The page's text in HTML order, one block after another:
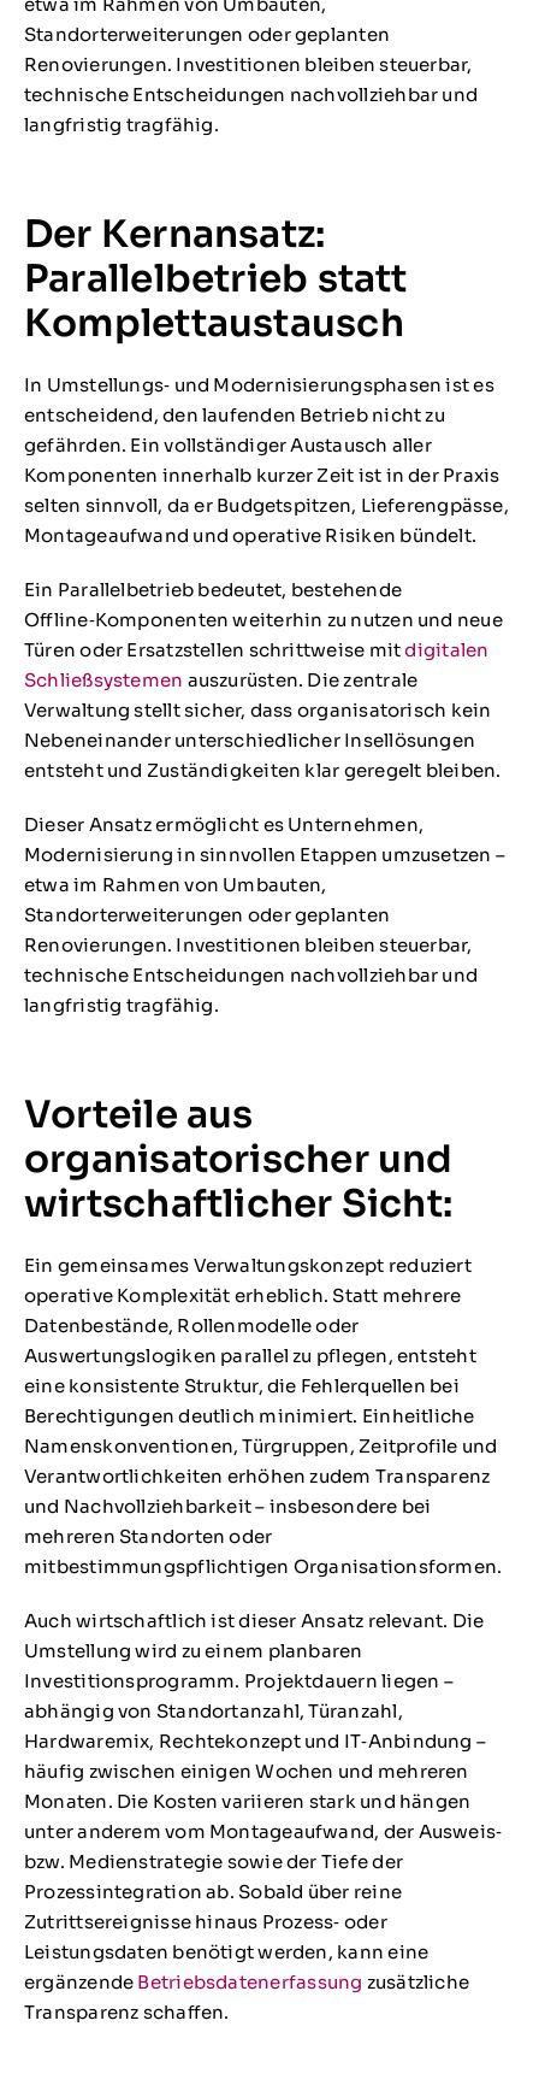
Standorterweiterungen oder geplanten
Renovierungen. Investitionen bleiben steuerbar,
technische Entscheidungen nachvollziehbar und
langfristig tragfähig.
Der Kernansatz:
Parallelbetrieb statt
Komplettaustausch
In Umstellungs‑ und Modernisierungsphasen ist es
entscheidend, den laufenden Betrieb nicht zu
gefährden. Ein vollständiger Austausch aller
Komponenten innerhalb kurzer Zeit ist in der Praxis
selten sinnvoll, da er Budgetspitzen, Lieferengpässe,
Montageaufwand und operative Risiken bündelt.
Ein Parallelbetrieb bedeutet, bestehende
Offline‑Komponenten weiterhin zu nutzen und neue
Türen oder Ersatzstellen schrittweise mitdigitalen
Schließsystemen auszurüsten. Die zentrale
Verwaltung stellt sicher, dass organisatorisch kein
Nebeneinander unterschiedlicher Insellösungen
entsteht und Zuständigkeiten klar geregelt bleiben.
Dieser Ansatz ermöglicht es Unternehmen,
Modernisierung in sinnvollen Etappen umzusetzen –
etwa im Rahmen von Umbauten,
Standorterweiterungen oder geplanten
Renovierungen. Investitionen bleiben steuerbar,
technische Entscheidungen nachvollziehbar und
langfristig tragfähig.
Vorteile aus
organisatorischer und
wirtschaftlicher Sicht:
Ein gemeinsames Verwaltungskonzept reduziert
operative Komplexität erheblich. Statt mehrere
Datenbestände, Rollenmodelle oder
Auswertungslogiken parallel zu pflegen, entsteht
eine konsistente Struktur, die Fehlerquellen bei
Berechtigungen deutlich minimiert. Einheitliche
Namenskonventionen, Türgruppen, Zeitprofile und
Verantwortlichkeiten erhöhen zudem Transparenz
und Nachvollziehbarkeit – insbesondere bei
mehreren Standorten oder
mitbestimmungspflichtigen Organisationsformen.
Auch wirtschaftlich ist dieser Ansatz relevant. Die
Umstellung wird zu einem planbaren
Investitionsprogramm. Projektdauern liegen –
abhängig von Standortanzahl, Türanzahl,
Hardwaremix, Rechtekonzept und IT‑Anbindung –
häufig zwischen einigen Wochen und mehreren
Monaten. Die Kosten variieren stark und hängen
unter anderem vom Montageaufwand, der Ausweis‑
bzw. Medienstrategie sowie der Tiefe der
Prozessintegration ab. Sobald über reine
Zutrittsereignisse hinaus Prozess‑ oder
Leistungsdaten benötigt werden, kann eine
ergänzende Betriebsdatenerfassung zusätzliche
Transparenz schaffen.